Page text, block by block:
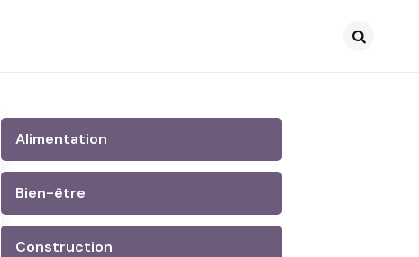
Alimentation
Bien-être
Construction